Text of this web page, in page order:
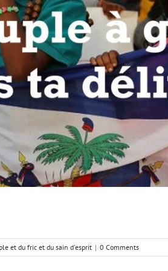
et du fric et du sain d'esprit | 0 Comments